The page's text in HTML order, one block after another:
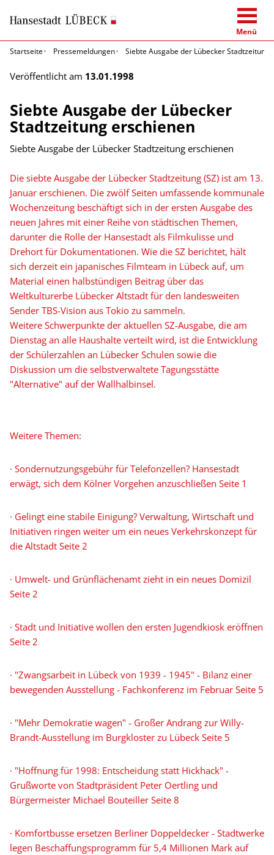
Menü
Startseite
Pressemeldungen Siebte Ausgabe der Lübecker Stadtzeitung
Veröffentlicht am 13.01.1998
Siebte Ausgabe der Lübecker
Stadtzeitung erschienen
Siebte Ausgabe der Lübecker Stadtzeitung erschienen
Die siebte Ausgabe der Lübecker Stadtzeitung (SZ) ist am 13.
Januar erschienen. Die zwölf Seiten umfassende kommunale
Wochenzeitung beschäftigt sich in der ersten Ausgabe des
neuen Jahres mit einer Reihe von städtischen Themen,
darunter die Rolle der Hansestadt als Filmkulisse und
Drehort für Dokumentationen. Wie die SZ berichtet, hält
sich derzeit ein japanisches Filmteam in Lübeck auf, um
Material einen halbstündigen Beitrag über das
Weltkulturerbe Lübecker Altstadt für den landesweiten
Sender TBS-Vision aus Tokio zu sammeln.
Weitere Schwerpunkte der aktuellen SZ-Ausgabe, die am
Dienstag an alle Haushalte verteilt wird, ist die Entwicklung
der Schülerzahlen an Lübecker Schulen sowie die
Diskussion um die selbstverwaltete Tagungsstätte
"Alternative" auf der Wallhalbinsel.
Weitere Themen:
· Sondernutzungsgebühr für Telefonzellen? Hansestadt
erwägt, sich dem Kölner Vorgehen anzuschließen Seite 1
· Gelingt eine stabile Einigung? Verwaltung, Wirtschaft und
Initiativen ringen weiter um ein neues Verkehrskonzept für
die Altstadt Seite 2
· Umwelt- und Grünflächenamt zieht in ein neues Domizil
Seite 2
· Stadt und Initiative wollen den ersten Jugendkiosk eröffnen
Seite 2
· "Zwangsarbeit in Lübeck von 1939 - 1945" - Bilanz einer
bewegenden Ausstellung - Fachkonferenz im Februar Seite 5
· "Mehr Demokratie wagen" - Großer Andrang zur Willy-
Brandt-Ausstellung im Burgkloster zu Lübeck Seite 5
· "Hoffnung für 1998: Entscheidung statt Hickhack" -
Grußworte von Stadtpräsident Peter Oertling und
Bürgermeister Michael Bouteiller Seite 8
· Komfortbusse ersetzen Berliner Doppeldecker - Stadtwerke
legen Beschaffungsprogramm für 5,4 Millionen Mark auf